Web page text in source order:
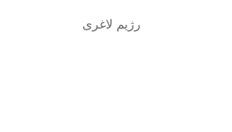
رژیم لاغری